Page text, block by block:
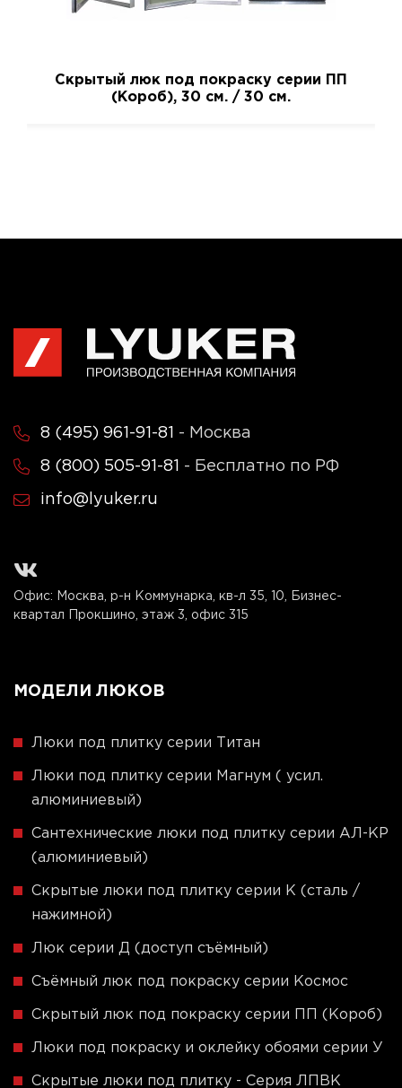
Скрытый люк под покраску серии ПП
(Короб), 30 см. / 30 см.
8 (495) 961-91-81 - Москва
8 (800) 505-91-81 - Бесплатно по РФ
info@lyuker.ru
Офис: Москва, р-н Коммунарка, кв-л 35, 10, Бизнес-
квартал Прокшино, этаж 3, офис 315
МОДЕЛИ ЛЮКОВ
Люки под плитку серии Титан
Люки под плитку серии Магнум ( усил.
алюминиевый)
Сантехнические люки под плитку серии АЛ-КР
(алюминиевый)
Скрытые люки под плитку серии K (сталь /
нажимной)
Люк серии Д (доступ съёмный)
Съёмный люк под покраску серии Космос
Скрытый люк под покраску серии ПП (Короб)
Люки под покраску и оклейку обоями серии У
Скрытые люки под плитку - Серия ЛПВК